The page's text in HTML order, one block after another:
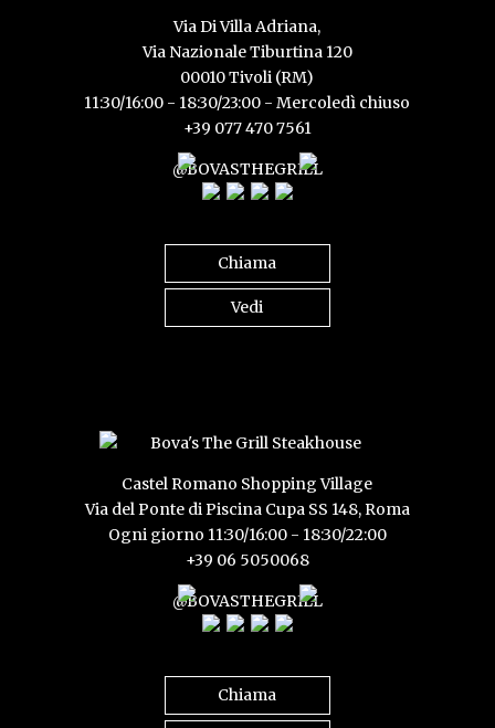
Via Di Villa Adriana,
Via Nazionale Tiburtina 120
00010 Tivoli (RM)
11:30/16:00 - 18:30/23:00 - Mercoledì chiuso
+39 077 470 7561
@BOVASTHEGRILL
Chiama
Vedi
Castel Romano Shopping Village
Via del Ponte di Piscina Cupa SS 148, Roma
Ogni giorno 11:30/16:00 - 18:30/22:00
+39 06 5050068
@BOVASTHEGRILL
Chiama